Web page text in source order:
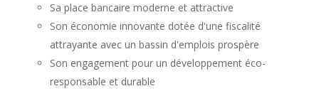
Sa place bancaire moderne et attractive
Son économie innovante dotée d'une fiscalité
attrayante avec un bassin d'emplois prospère
Son engagement pour un développement éco-
responsable et durable